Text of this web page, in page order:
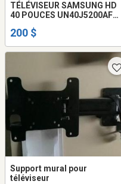
TÉLÉVISEUR SAMSUNG HD
40 POUCES UN40J5200AF
200 $
Support mural pour
téléviseur